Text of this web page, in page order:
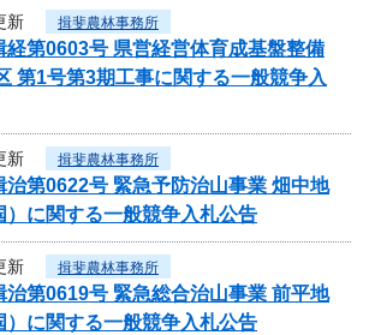
新 揖斐農林事務所
経第0603号 県営経営体育成基盤整備
第1号第3期工事に関する一般競争入
新 揖斐農林事務所
治第0622号 緊急予防治山事業 畑中地
）に関する一般競争入札公告
新 揖斐農林事務所
治第0619号 緊急総合治山事業 前平地
）に関する一般競争入札公告